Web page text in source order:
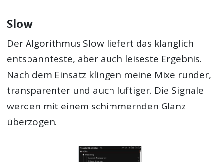
Slow
Der Algorithmus Slow liefert das klanglich
entspannteste, aber auch leiseste Ergebnis.
Nach dem Einsatz klingen meine Mixe runder,
transparenter und auch luftiger. Die Signale
werden mit einem schimmernden Glanz
überzogen.